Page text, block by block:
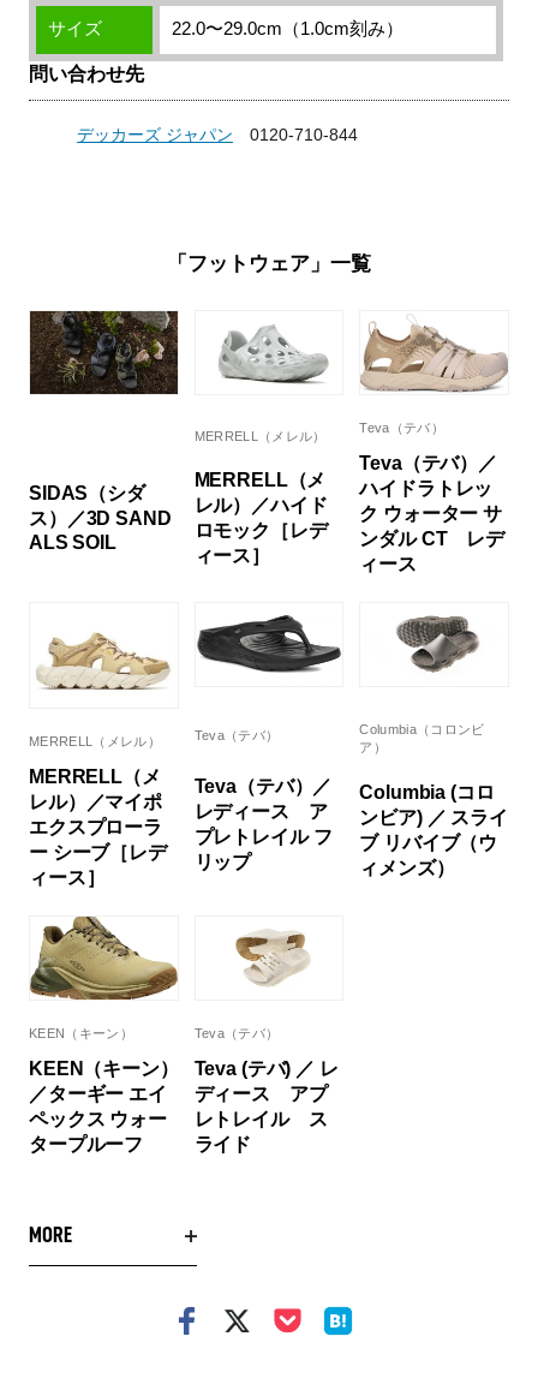
サイズ 22.0〜29.0cm（1.0cm刻み）
問い合わせ先
デッカーズ ジャパン 0120-710-844
「フットウェア」一覧
SIDAS（シダ
ス）／3D SAND
ALS SOIL
MERRELL（メレル）
MERRELL（メ
レル）／ハイド
ロモック［レデ
ィース］
Teva（テバ）
Teva（テバ）／
ハイドラトレッ
ク ウォーター サ
ンダル CT レデ
ィース
MERRELL（メレル）
MERRELL（メ
レル）／マイポ
エクスプローラ
ー シーブ［レデ
ィース］
Teva（テバ）
Teva（テバ）／
レディース ア
プレトレイル フ
リップ
Columbia（コロンビ
ア）
Columbia (コロ
ンビア) ／ スライ
ブ リバイブ（ウ
ィメンズ）
KEEN（キーン）
KEEN（キーン）
／ターギー エイ
ペックス ウォー
タープルーフ
Teva（テバ）
Teva (テバ) ／ レ
ディース アプ
レトレイル ス
ライド
MORE